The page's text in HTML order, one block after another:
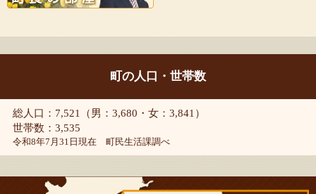
町の人口・世帯数
総人口：7,521（男：3,680・女：3,841）
世帯数：3,535
令和8年7月31日現在 町民生活課調べ